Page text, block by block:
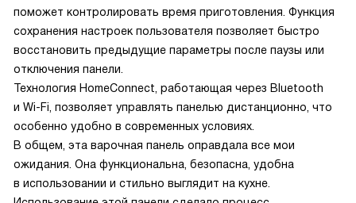
поможет контролировать время приготовления. Функция
сохранения настроек пользователя позволяет быстро
восстановить предыдущие параметры после паузы или
отключения панели.
Технология HomeConnect, работающая через Bluetooth
и Wi-Fi, позволяет управлять панелью дистанционно, что
особенно удобно в современных условиях.
В общем, эта варочная панель оправдала все мои
ожидания. Она функциональна, безопасна, удобна
в использовании и стильно выглядит на кухне.